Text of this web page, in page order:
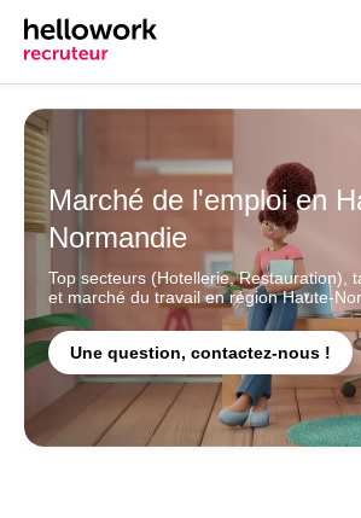
Marché de l'emploi en
Normandie
Top secteurs (Hotellerie, Restauration),
et marché du travail en région Haute-
Une question, contactez-nous !